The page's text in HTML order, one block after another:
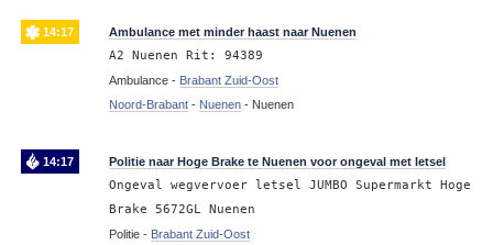
14:17 Ambulance met minder haast naar Nuenen
A2 Nuenen Rit: 94389
Ambulance - Brabant Zuid-Oost
Noord-Brabant- Nuenen- Nuenen
14:17 Politie naar Hoge Brake te Nuenen voor ongeval met letsel
Ongeval wegvervoer letsel JUMBO Supermarkt Hoge
Brake 5672GL Nuenen
Politie - Brabant Zuid-Oost